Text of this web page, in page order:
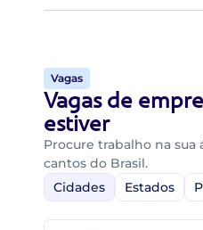
Vagas
Vagas de
estiver
Procure trabalho na sua
cantos do Brasil.
Cidades
Estados